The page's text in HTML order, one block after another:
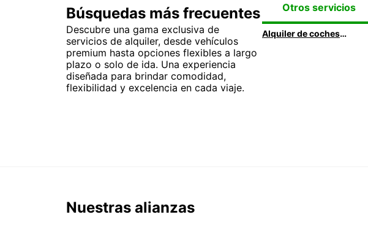
Búsquedas más frecuentes
Descubre una gama exclusiva de
servicios de alquiler, desde vehículos
premium hasta opciones flexibles a largo
plazo o solo de ida. Una experiencia
diseñada para brindar comodidad,
flexibilidad y excelencia en cada viaje.
Otros servicios
Alquiler de coches: Nuestra flota
Nuestras alianzas